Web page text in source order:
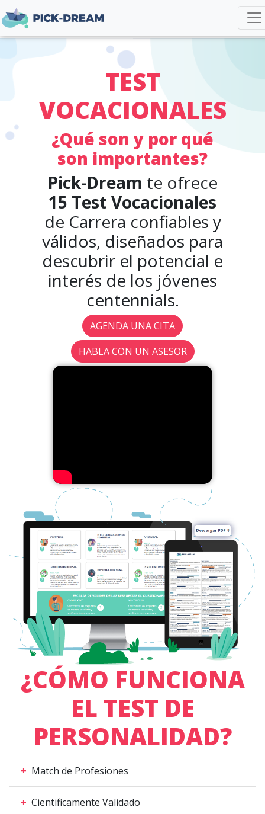
Icons made by
TEST
VOCACIONALES
¿Qué son y por qué
son importantes?
Pick-Dream te ofrece
15 Test Vocacionales
de Carrera confiables y
válidos, diseñados para
descubrir el potencial e
interés de los jóvenes
centennials.
AGENDA UNA CITA
HABLA CON UN ASESOR
¿CÓMO FUNCIONA
EL TEST DE
PERSONALIDAD?
+ Match de Profesiones
+ Cientificamente Validado